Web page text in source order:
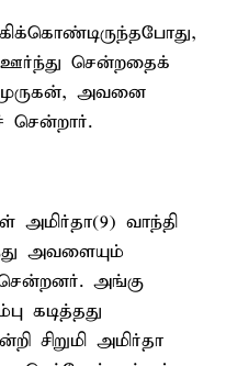
சென்றதைக்
அவனை
சென்றார்.
அமிர்தா(9) வாந்தி
அவளையும்
அங்கு
கடித்தது
சிறுமி அமிர்தா